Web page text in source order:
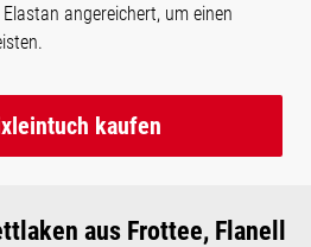
angereichert, um einen
kaufen
aus Frottee, Flanell